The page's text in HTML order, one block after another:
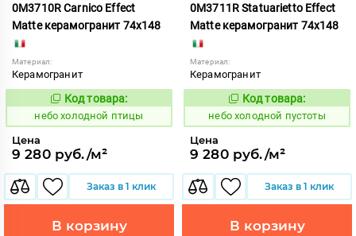
0M3710R Carnico Effect
Matte керамогранит 74x148
Материал:
Керамогранит
1123573
Код товара:
небо холодной птицы
Цена
9 280 руб./м²
Заказ в 1 клик
В корзину
0M3711R Statuarietto Effect
Matte керамогранит 74x148
Материал:
Керамогранит
1123574
Код товара:
небо холодной пустоты
Цена
9 280 руб./м²
Заказ в 1 клик
В корзину